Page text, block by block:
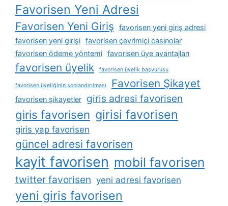
Favorisen Yeni Adresi
Favorisen Yeni Giriş
favorisen yeni giriş adresi
favorisen yeni girişi favorisen çevrimiçi casinolar
favorisen ödeme yöntemi favorisen üye avantajları
favorisen üyelik favorisen üyelik başvurusu
favorisen üyeliğinin sonlandırılması Favorisen Şikayet
favorisen şikayetler giris adresi favorisen
giris favorisen girisi favorisen
giris yap favorisen
güncel adresi favorisen
kayit favorisen mobil favorisen
twitter favorisen yeni adresi favorisen
yeni giris favorisen